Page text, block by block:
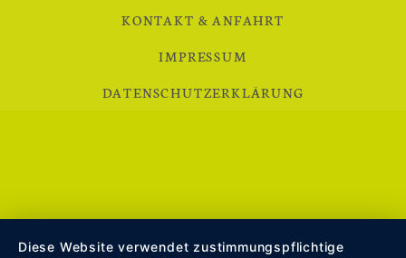
KONTAKT & ANFAHRT
IMPRESSUM
DATENSCHUTZERKLÄRUNG
Diese Website verwendet zustimmungspflichtige